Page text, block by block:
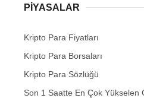
PIYASALAR
Kripto Para Fiyatları
Kripto Para Borsaları
Kripto Para Sözlüğü
Son 1 Saatte En Çok Yükselen